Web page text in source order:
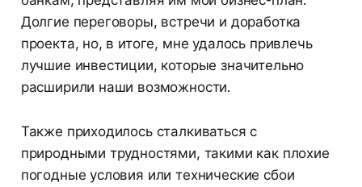
Долгие переговоры, встречи и доработка
проекта, но, в итоге, мне удалось привлечь
лучшие инвестиции, которые значительно
расширили наши возможности.
Также приходилось сталкиваться с
природными трудностями, такими как плохие
погодные условия или технические сбои